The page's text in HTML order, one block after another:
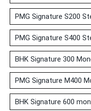
PMG Signature S200
PMG Signature S400
BHK Signature 300
PMG Signature M400
BHK Signature 600